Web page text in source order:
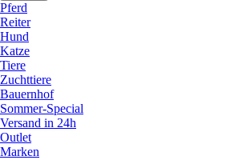
Pferd
Reiter
Hund
Katze
Tiere
Zuchttiere
Bauernhof
Sommer-Special
Versand in 24h
Outlet
Marken